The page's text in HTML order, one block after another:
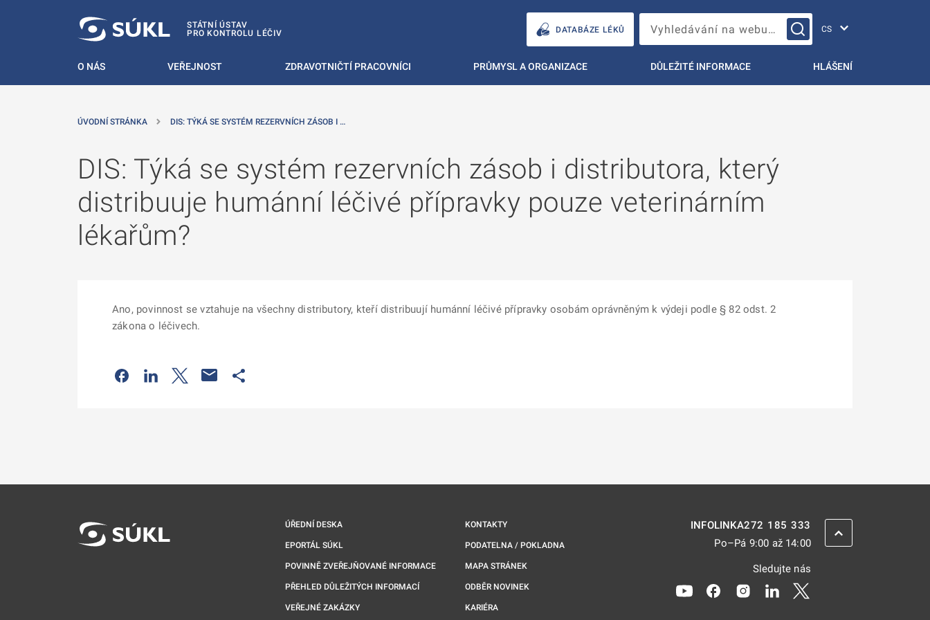
STÁTNÍ ÚSTAV
PRO KONTROLU LÉČIV
DATABÁZE LÉKŮ Vyhledávání na webu…
O NÁS VEŘEJNOST ZDRAVOTNIČTÍ PRACOVNÍCI PRŮMYSL A ORGANIZACE DŮLEŽITÉ INFORMACE HLÁŠENÍ
ÚVODNÍ STRÁNKA DIS: TÝKÁ SE SYSTÉM REZERVNÍCH ZÁSOB I …
DIS: Týká se systém rezervních zásob i distributora, který
distribuuje humánní léčivé přípravky pouze veterinárním
lékařům?
Ano, povinnost se vztahuje na všechny distributory, kteří distribuují humánní léčivé přípravky osobám oprávněným k výdeji podle § 82 odst. 2
zákona o léčivech.
Odkaz se otevře na nové kartě
Odkaz se otevře na nové kartě
Odkaz se otevře na nové kartě
ÚŘEDNÍ DESKA
EPORTÁL SÚKL
POVINNĚ ZVEŘEJŇOVANÉ INFORMACE
PŘEHLED DŮLEŽITÝCH INFORMACÍ
VEŘEJNÉ ZAKÁZKY
KONTAKTY
PODATELNA / POKLADNA
MAPA STRÁNEK
ODBĚR NOVINEK
KARIÉRA
INFOLINKA272 185 333
Po–Pá 9:00 až 14:00
Sledujte nás
Odkaz se otevře na nové kartě
Odkaz se otevře na nové kartě
Odkaz se otevře na nové kartě
Odkaz se otevře na nové
ZPĚT NAHORU